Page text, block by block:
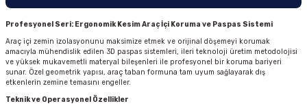
Profesyonel Seri: Ergonomik Kesim Araç İçi Koruma ve Paspas Sistemi
Araç içi zemin izolasyonunu maksimize etmek ve orijinal döşemeyi korumak
amacıyla mühendislik edilen 3D paspas sistemleri, ileri teknoloji üretim metodolojisi
ve yüksek mukavemetli materyal bileşenleri ile profesyonel bir koruma bariyeri
sunar. Özel geometrik yapısı, araç taban formuna tam uyum sağlayarak dış
etkenlerin zemine temasını engeller.
Teknik ve Operasyonel Özellikler